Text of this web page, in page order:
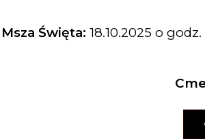
Msza Święta: 18.10.2025 o